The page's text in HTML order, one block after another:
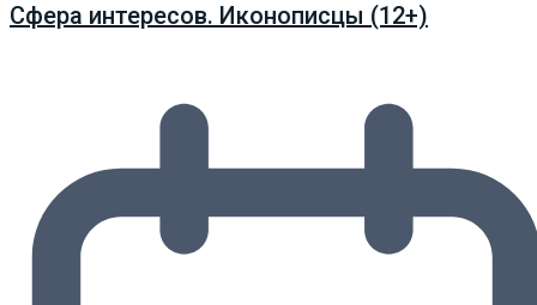
Сфера интересов. Иконописцы (12+)